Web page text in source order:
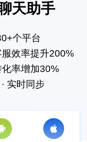
天助手
个平台
效率提升200%
率增加30%
实时同步